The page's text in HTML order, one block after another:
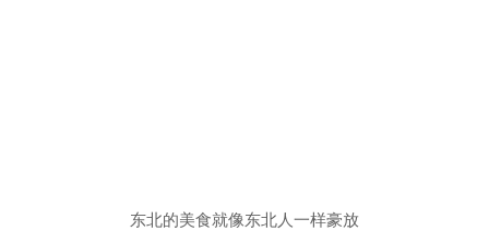
东北的美食就像东北人一样豪放